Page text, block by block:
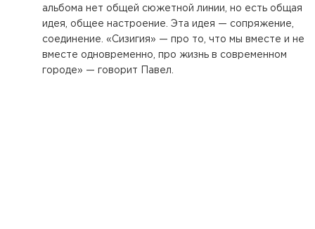
альбома нет общей сюжетной линии, но есть общая
идея, общее настроение. Эта идея — сопряжение,
соединение. «Сизигия» — про то, что мы вместе и не
вместе одновременно, про жизнь в современном
городе» — говорит Павел.